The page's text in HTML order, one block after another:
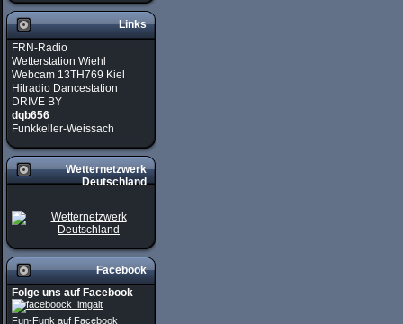
Links
FRN-Radio
Wetterstation Wiehl
Webcam 13TH769 Kiel
Hitradio Dancestation
DRIVE BY
dqb656
Funkkeller-Weissach
Wetternetzwerk
Deutschland
Facebook
Folge uns auf Facebook
Fun-Funk auf Facebook